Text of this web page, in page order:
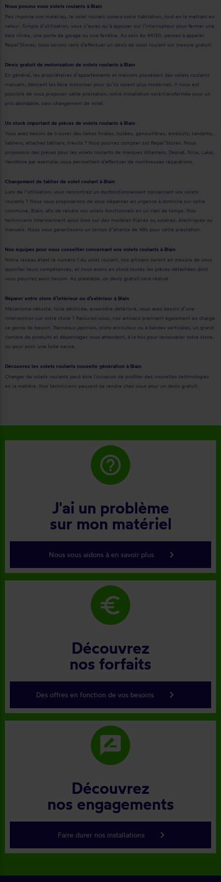
Nous posons vous volets roulants à Blain
Peu importe son matériau, le volet roulant isolera votre habitation, tout en la mettant en
valeur. Simple d’utilisation, vous n’aurez qu’à appuyer sur l’interrupteur pour fermer une
baie vitrée, une porte de garage ou une fenêtre. Au sein du 44130, pensez à appeler
Repar’Stores, nous serons ravis d’effectuer un devis de volet roulant sur mesure gratuit.
Devis gratuit de motorisation de volets roulants à Blain
En général, les propriétaires d’appartements et maisons possédant des volets roulants
manuels, désirent les faire motoriser pour qu’ils soient plus modernes. Il nous est
possible de vous proposer cette prestation, votre installation sera transformée pour un
prix abordable, sans changement de volet.
Un stock important de pièces de volets roulants à Blain
Vous avez besoin de trouver des lames finales, butées, genouillères, embouts, tandems,
tabliers, attaches tabliers, treuils ? Vous pourrez compter sur Repar’Stores. Nous
proposons des pièces pour les volets roulants de marques Atlantem, Deprat, Nice, Lakal,
Vendôme par exemple, vous permettant d’effectuer de nombreuses réparations.
Changement de tablier de volet roulant à Blain
Lors de l’utilisation, vous rencontrez un dysfonctionnement concernant vos volets
roulants ? Nous vous proposerons de vous dépanner en urgence à domicile sur votre
commune, Blain, afin de rendre vos volets fonctionnels en un rien de temps. Nos
techniciens interviennent aussi bien sur des modèles filaires ou solaires, électriques ou
manuels. Nous vous garantissons un temps d’attente de 48h pour cette prestation.
Nos équipes pour vous conseiller concernant vos volets roulants à Blain
Notre réseau étant le numéro 1 du volet roulant, nos artisans seront en mesure de vous
apporter leurs compétences, et nous avons en stock toutes les pièces détachées dont
vous pourriez avoir besoin. Au préalable, un devis gratuit sera réalisé.
Réparer votre store d’intérieur ou d’extérieur à Blain
Mécanisme vétuste, toile déchirée, ensemble détérioré, vous avez besoin d’une
intervention sur votre store ? Rassurez-vous, nos artisans prennent également en charge
ce genre de besoin. Panneaux japonais, store enrouleur ou à bandes verticales, un grand
nombre de produits et dépannages vous attendent, à la fois pour renouveler votre store,
ou pour avoir une toile neuve.
Découvrez les volets roulants nouvelle génération à Blain
Changer de volets roulants peut être l’occasion de profiter des nouvelles technologies
en la matière. Nos techniciens peuvent se rendre chez vous pour un devis gratuit.
help_outline
J'ai un problème
sur mon matériel
Nous vous aidons à en savoir plus keyboard_arrow_right
euro
Découvrez
nos forfaits
Des offres en fonction de vos besoins keyboard_arrow_right
rate_review
Découvrez
nos engagements
Faire durer nos installations keyboard_arrow_right